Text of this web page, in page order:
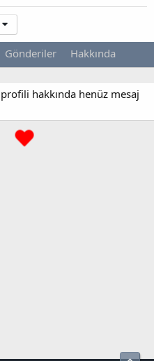
Gönderiler Hakkında
hakkında henüz mesaj